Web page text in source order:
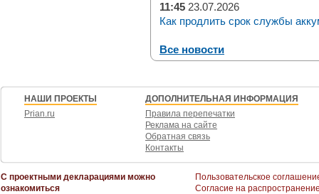
11:45 23.07.2026
Как продлить срок службы
Все новости
НАШИ ПРОЕКТЫ
Prian.ru
ДОПОЛНИТЕЛЬНАЯ ИНФОРМАЦИЯ
Правила перепечатки
Реклама на сайте
Обратная связь
Контакты
С проектными декларациями можно
ознакомиться
Пользовательское
Согласие на